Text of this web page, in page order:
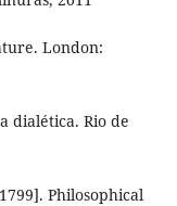
London:
dialética. Rio de
Philosophical